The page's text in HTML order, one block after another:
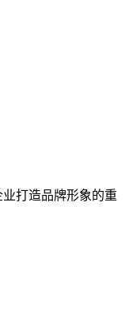
打造品牌形象的重